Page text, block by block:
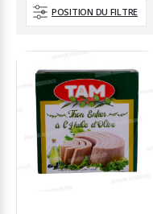
POSITION DU FILTRE